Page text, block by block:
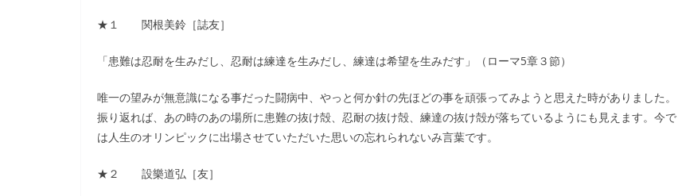
★１ 関根美鈴［誌友］
「患難は忍耐を生みだし、忍耐は練達を生みだし、練達は希望を生みだす」（ローマ5章３節）
唯一の望みが無意識になる事だった闘病中、やっと何か針の先ほどの事を頑張ってみようと思えた時がありました。
振り返れば、あの時のあの場所に患難の抜け殻、忍耐の抜け殻、練達の抜け殻が落ちているようにも見えます。今で
は人生のオリンピックに出場させていただいた思いの忘れられないみ言葉です。
★２ 設樂道弘［友］